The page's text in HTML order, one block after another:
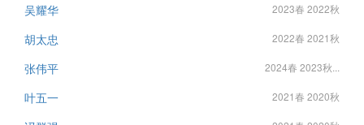
吴耀华 2023春 2022秋
胡太忠 2022春 2021秋
张伟平 2024春 2023秋...
叶五一 2021春 2020秋